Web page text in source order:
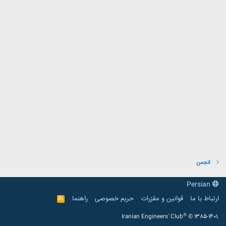
انجمن
ارتباط با ما
قوانین و مقرّرات حریم خصوصی راهنما
R
S
Iranian Engineers' Club® © 1385-1401.